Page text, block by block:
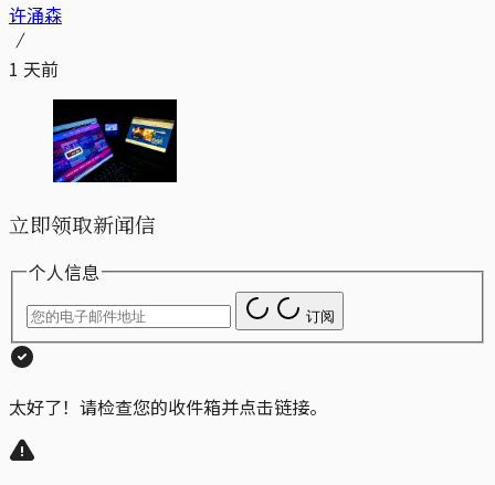
许涌森
1 天前
立即领取新闻信
个人信息
订阅
太好了！请检查您的收件箱并点击链接。